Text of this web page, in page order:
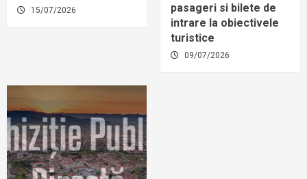
15/07/2026
pasageri si bilete de
intrare la obiectivele
turistice
09/07/2026